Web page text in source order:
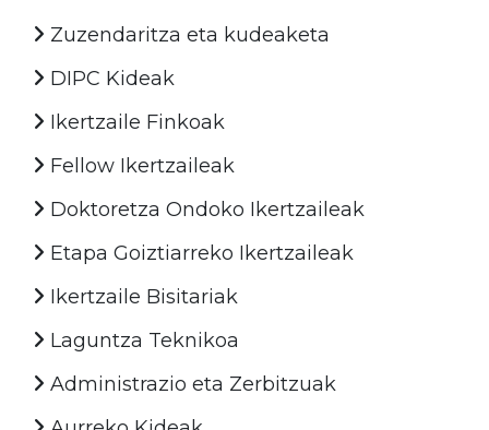
Zuzendaritza eta kudeaketa
DIPC Kideak
Ikertzaile Finkoak
Fellow Ikertzaileak
Doktoretza Ondoko Ikertzaileak
Etapa Goiztiarreko Ikertzaileak
Ikertzaile Bisitariak
Laguntza Teknikoa
Administrazio eta Zerbitzuak